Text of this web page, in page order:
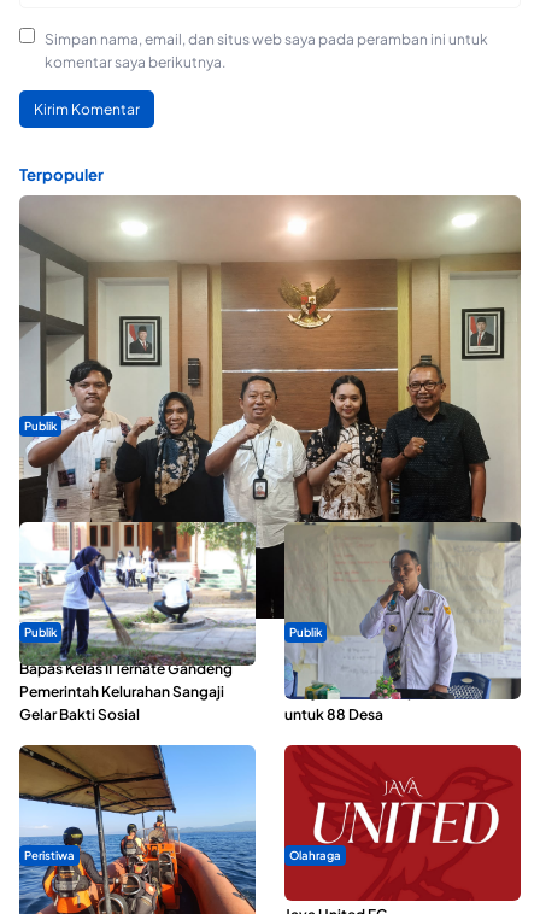
Simpan nama, email, dan situs web saya pada peramban ini untuk
komentar saya berikutnya.
Terpopuler
Publik
Dua Talenta Muda Ternate Wakili Maluku Utara di Gita Bahana
Nusantara 2026
Publik
Bapas Kelas II Ternate Gandeng
Pemerintah Kelurahan Sangaji
Gelar Bakti Sosial
Publik
ABDESI Morotai Apresiasi
Penyaluran ADD Rp3,13 Miliar
untuk 88 Desa
Peristiwa
Dua Longboat Bertabrakan di
Olahraga
Dari Malut United Berubah Jadi